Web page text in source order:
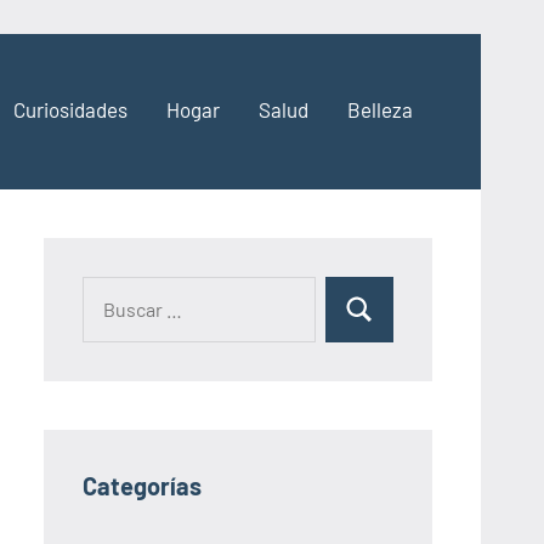
Curiosidades Hogar Salud Belleza
Categorías